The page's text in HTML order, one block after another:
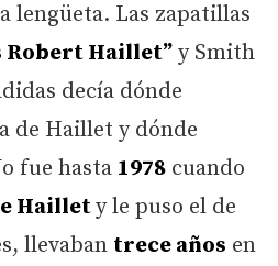
lengüeta. Las zapatillas
Robert Haillet” y Smith
decía dónde
de Haillet y dónde
fue hasta 1978 cuando
Haillety le puso el de
llevaban trece años en